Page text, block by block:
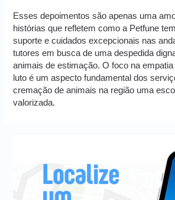
Esses depoimentos são apenas uma
histórias que refletem como a Petfune
suporte e cuidados excepcionais nas
tutores em busca de uma despedida
animais de estimação. O foco na
luto é um aspecto fundamental dos
cremação de animais na região uma
valorizada.